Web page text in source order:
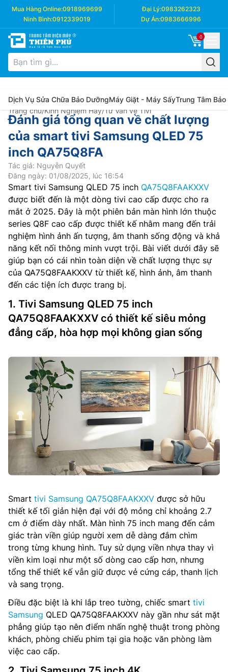
Mua Hàng Online:0918969699 Đại Lý:0983262323
Ninh Bình:0912339019 Dự Án:0983666996
0
Dịch Vụ Sửa Chữa Bảo DưỡngMáy Giặt - Máy SấyTrung Tâm Bảo
Trang chủ/Kinh Nghiệm Hay/Tư Vấn về Tivi
Đánh giá tổng quan về chất lượng
của smart tivi Samsung QLED 75
inch QA75Q8FA
Tác giả: Nguyễn Quyết
Đăng ngày: 01/08/2025, lúc 16:54
Smart tivi Samsung QLED 75 inch QA75Q8FAAKXXV
được biết đến là một dòng tivi cao cấp được cho ra
mắt ở 2025. Đây là một phiên bản màn hình lớn thuộc
series Q8F cao cấp được thiết kế nhằm mang đến trải
nghiệm hình ảnh ấn tượng, âm thanh sống động và khả
năng kết nối thông minh vượt trội. Bài viết dưới đây sẽ
giúp bạn có cái nhìn toàn diện về chất lượng thực sự
của QA75Q8FAAKXXV từ thiết kế, hình ảnh, âm thanh
đến các tiện ích được trang bị.
1. Tivi Samsung QLED 75 inch
QA75Q8FAAKXXV có thiết kế siêu mỏng
đẳng cấp, hòa hợp mọi không gian sống
Smart tivi Samsung QA75Q8FAAKXXV được sở hữu
thiết kế tối giản hiện đại với độ mỏng chỉ khoảng 2.7
cm ở điểm dày nhất. Màn hình 75 inch mang đến cảm
giác tràn viền giúp người xem dễ dàng đắm chìm
trong từng khung hình. Tuy sử dụng viền nhựa thay vì
viền kim loại như một số dòng cao cấp hơn, nhưng
tổng thể thiết kế vẫn giữ được vẻ cứng cáp, thanh lịch
và sang trọng.
Điều đặc biệt là khi lắp treo tường, chiếc smart tivi
Samsung QLED QA75Q8FAAKXXV này gần như sát mặt
phẳng giúp tạo nên điểm nhấn nghệ thuật trong phòng
khách, phòng chiếu phim tại gia hoặc văn phòng làm
việc cao cấp.